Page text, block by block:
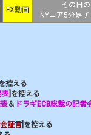
FX動画
その日の
NYコア5分足
控える
表 ]を控える
＆ ドラギECB総裁の記者
証言]を控える